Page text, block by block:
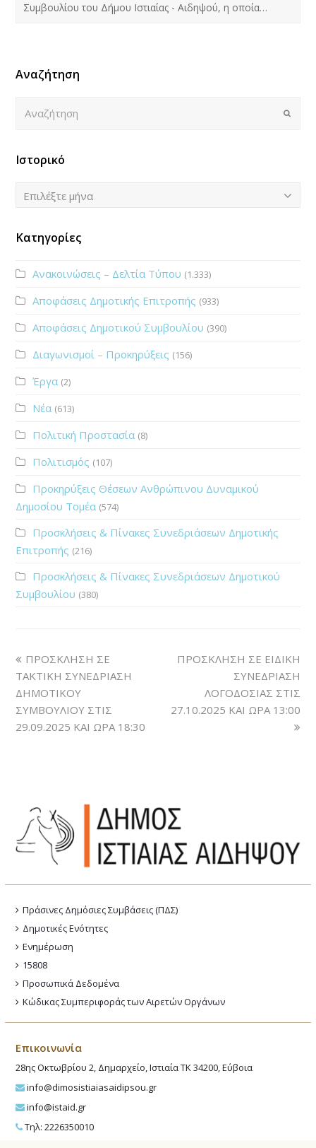
Συμβουλίου του Δήμου Ιστιαίας - Αιδηψού, η οποία…
Αναζήτηση
Submit
Ιστορικό
Ιστορικό
Επιλέξτε μήνα
Κατηγορίες
Ανακοινώσεις – Δελτία Τύπου (1.333)
Αποφάσεις Δημοτικής Επιτροπής (933)
Αποφάσεις Δημοτικού Συμβουλίου (390)
Διαγωνισμοί – Προκηρύξεις (156)
Έργα (2)
Νέα (613)
Πολιτική Προστασία (8)
Πολιτισμός (107)
Προκηρύξεις Θέσεων Ανθρώπινου Δυναμικού
Δημοσίου Τομέα (574)
Προσκλήσεις & Πίνακες Συνεδριάσεων Δημοτικής
Επιτροπής (216)
Προσκλήσεις & Πίνακες Συνεδριάσεων Δημοτικού
Συμβουλίου (380)
ΠΡΟΣΚΛΗΣΗ ΣΕ
ΤΑΚΤΙΚΗ ΣΥΝΕΔΡΙΑΣΗ
ΔΗΜΟΤΙΚΟΥ
ΣΥΜΒΟΥΛΙΟΥ ΣΤΙΣ
29.09.2025 ΚΑΙ ΩΡΑ 18:30
ΠΡΟΣΚΛΗΣΗ ΣΕ ΕΙΔΙΚΗ
ΣΥΝΕΔΡΙΑΣΗ
ΛΟΓΟΔΟΣΙΑΣ ΣΤΙΣ
27.10.2025 ΚΑΙ ΩΡΑ 13:00
Πράσινες Δημόσιες Συμβάσεις (ΠΔΣ)
Δημοτικές Ενότητες
Ενημέρωση
15808
Προσωπικά Δεδομένα
Κώδικας Συμπεριφοράς των Αιρετών Οργάνων
Επικοινωνία
28ης Οκτωβρίου 2, Δημαρχείο, Ιστιαία ΤΚ 34200, Εύβοια
info@dimosistiaiasaidipsou.gr
info@istaid.gr
Τηλ: 2226350010